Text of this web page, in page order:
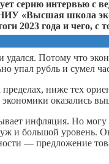
серию интервью с
«Высшая школа
2023 года и чего, с
Потому что
упал рубль и сумел
ниже тех
экономики оказались
инфляция. Но могу
и большой уровень.
— предложение